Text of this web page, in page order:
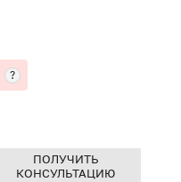
?
ПОЛУЧИТЬ
КОНСУЛЬТАЦИЮ